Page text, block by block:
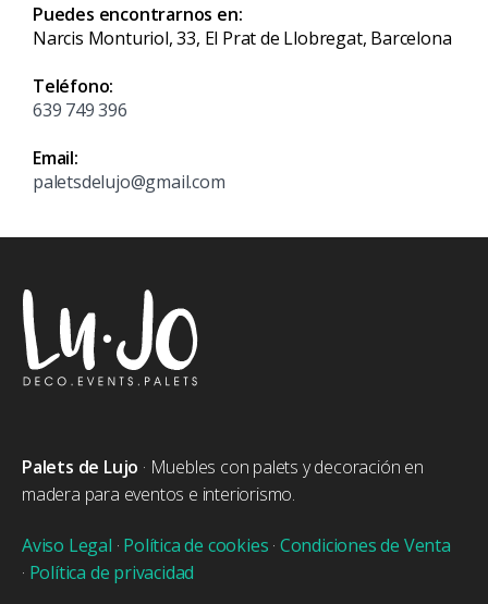
Puedes encontrarnos en:
Narcis Monturiol, 33, El Prat de Llobregat, Barcelona
Teléfono:
639 749 396
Email:
paletsdelujo@gmail.com
Palets de Lujo · Muebles con palets y decoración en
madera para eventos e interiorismo.
Aviso Legal · Política de cookies · Condiciones de Venta
· Política de privacidad